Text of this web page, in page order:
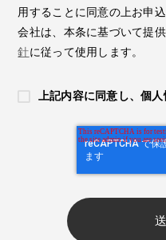
用することに同意の上お申
会社は、本条に基づいて提
針に従って使用します。
上記内容に同意し、個